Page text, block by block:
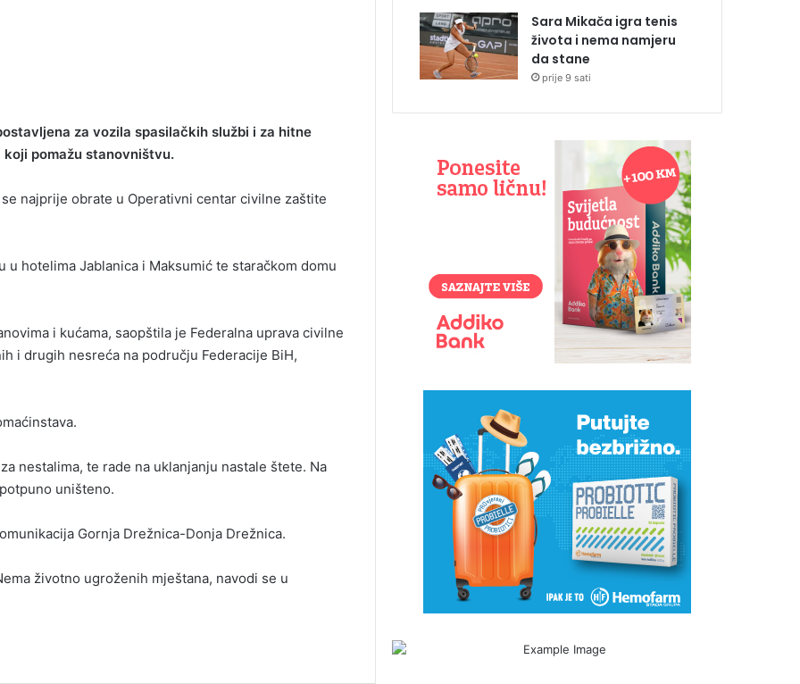
za vozila spasilačkih službi i za hitne
pomažu stanovništvu.
najprije obrate u Operativni centar civilne zaštite
hotelima Jablanica i Maksumić te staračkom domu
i kućama, saopštila je Federalna uprava civilne
i drugih nesreća na području Federacije BiH,
nestalima, te rade na uklanjanju nastale štete. Na
uništeno.
Gornja Drežnica-Donja Drežnica.
životno ugroženih mještana, navodi se u
Sara Mikača igra tenis
života i nema namjeru
da stane
prije 9 sati